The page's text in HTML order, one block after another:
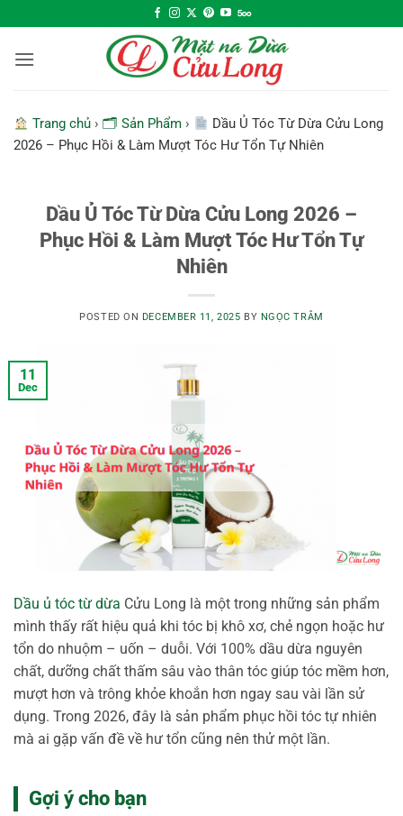
to
content
Trang chủ ›🗂 Sản Phẩm ›
Dầu Ủ Tóc Từ Dừa Cửu Long
2026 – Phục Hồi & Làm Mượt Tóc Hư Tổn Tự Nhiên
Dầu Ủ Tóc Từ Dừa Cửu Long 2026 –
Phục Hồi & Làm Mượt Tóc Hư Tổn Tự
Nhiên
POSTED ON DECEMBER 11, 2025 BY NGỌC TRÂM
11
Dec
Dầu ủ tóc từ dừa Cửu Long là một trong những sản phẩm
mình thấy rất hiệu quả khi tóc bị khô xơ, chẻ ngọn hoặc hư
tổn do nhuộm – uốn – duỗi. Với 100% dầu dừa nguyên
chất, dưỡng chất thấm sâu vào thân tóc giúp tóc mềm hơn,
mượt hơn và trông khỏe khoắn hơn ngay sau vài lần sử
dụng. Trong 2026, đây là sản phẩm phục hồi tóc tự nhiên
mà ai gặp vấn đề về hư tổn cũng nên thử một lần.
Gợi ý cho bạn